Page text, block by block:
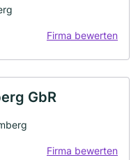
Firma bewerten
GbR
Firma bewerten